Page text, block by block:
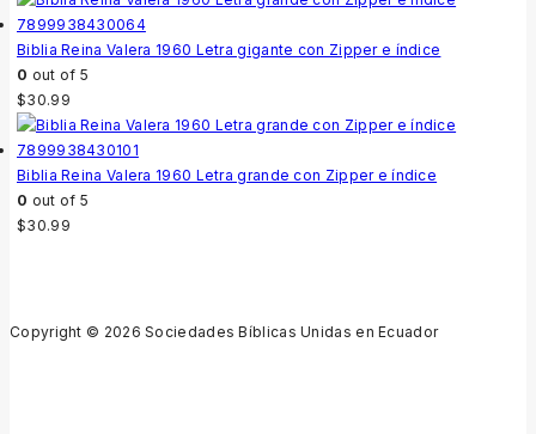
Biblia Reina Valera 1960 Letra gigante con Zipper e índice
0 out of 5
$30.99
Biblia Reina Valera 1960 Letra grande con Zipper e índice
0 out of 5
$30.99
Copyright © 2026 Sociedades Bíblicas Unidas en Ecuador